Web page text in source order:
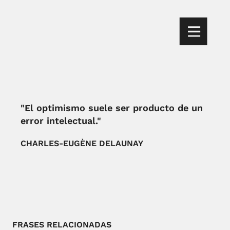
"El optimismo suele ser producto de un
error intelectual."
CHARLES-EUGÈNE DELAUNAY
FRASES RELACIONADAS